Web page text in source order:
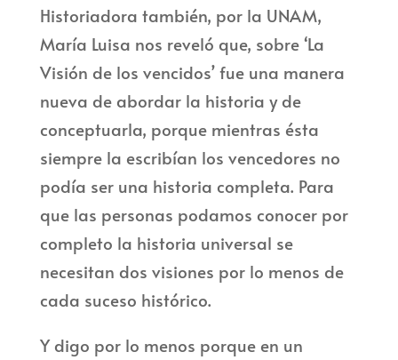
Historiadora también, por la UNAM,
María Luisa nos reveló que, sobre ‘La
Visión de los vencidos’ fue una manera
nueva de abordar la historia y de
conceptuarla, porque mientras ésta
siempre la escribían los vencedores no
podía ser una historia completa. Para
que las personas podamos conocer por
completo la historia universal se
necesitan dos visiones por lo menos de
cada suceso histórico.
Y digo por lo menos porque en un